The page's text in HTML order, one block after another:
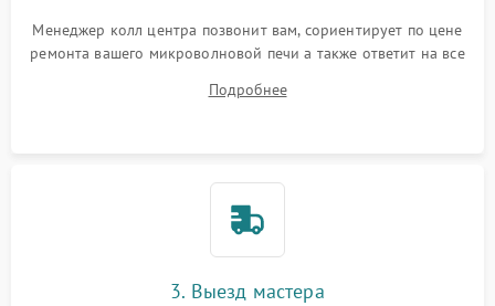
Менеджер колл центра позвонит вам, сориентирует по цене
ремонта вашего микроволновой печи а также ответит на все
Подробнее
3. Выезд мастера